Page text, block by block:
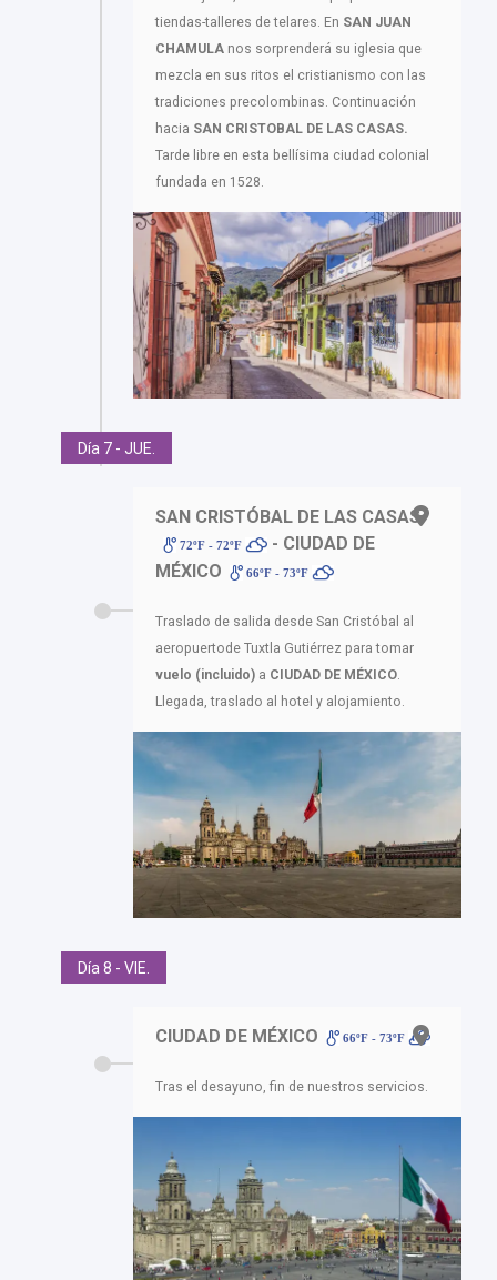
tiendas-talleres de telares. En SAN JUAN
CHAMULA nos sorprenderá su iglesia que
mezcla en sus ritos el cristianismo con las
tradiciones precolombinas. Continuación
hacia SAN CRISTOBAL DE LAS CASAS.
Tarde libre en esta bellísima ciudad colonial
fundada en 1528.
Día 7 - JUE.
SAN CRISTÓBAL DE LAS CASAS
72ºF - 72ºF
- CIUDAD DE
MÉXICO
66ºF - 73ºF
Traslado de salida desde San Cristóbal al
aeropuertode Tuxtla Gutiérrez para tomar
vuelo (incluido) a CIUDAD DE MÉXICO.
Llegada, traslado al hotel y alojamiento.
Día 8 - VIE.
CIUDAD DE MÉXICO 66ºF - 73ºF
Tras el desayuno, fin de nuestros servicios.